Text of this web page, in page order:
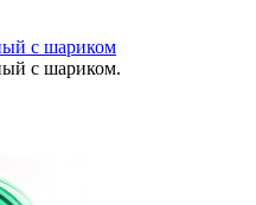
с шариком
с шариком.